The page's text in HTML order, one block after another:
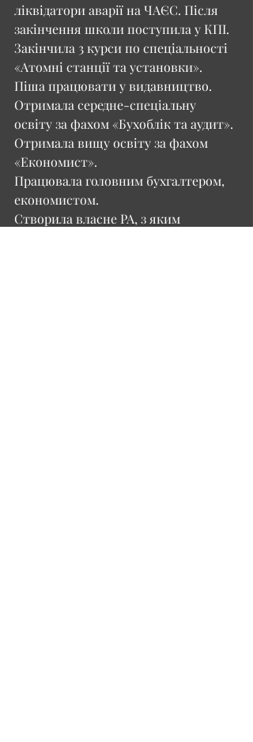
ліквідатори аварії на ЧАЄС. Після
закінчення школи поступила у КПІ.
Закінчила 3 курси по спеціальності
«Атомні станції та установки».
Піша працювати у видавництво.
Отримала середне-спеціальну
освіту за фахом «Бухоблік та аудит».
Отримала вищу освіту за фахом
«Економист».
Працювала головним бухгалтером,
економистом.
Створила власне РА, з яким